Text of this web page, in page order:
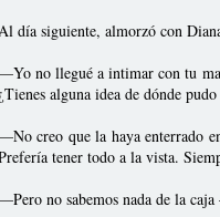
día siguiente, almorzó con
no llegué a intimar con tu
alguna idea de dónde
creo que la haya enterrado
tener todo a la vista.
no sabemos nada de la